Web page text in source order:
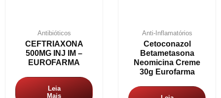
Antibióticos
CEFTRIAXONA
500MG INJ IM –
EUROFARMA
Leia
Mais
Anti-Inflamatórios
Cetoconazol
Betametasona
Neomicina Creme
30g Eurofarma